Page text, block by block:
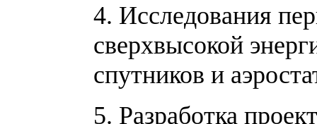
4. Исследования
сверхвысокой
спутников и
5. Разработка